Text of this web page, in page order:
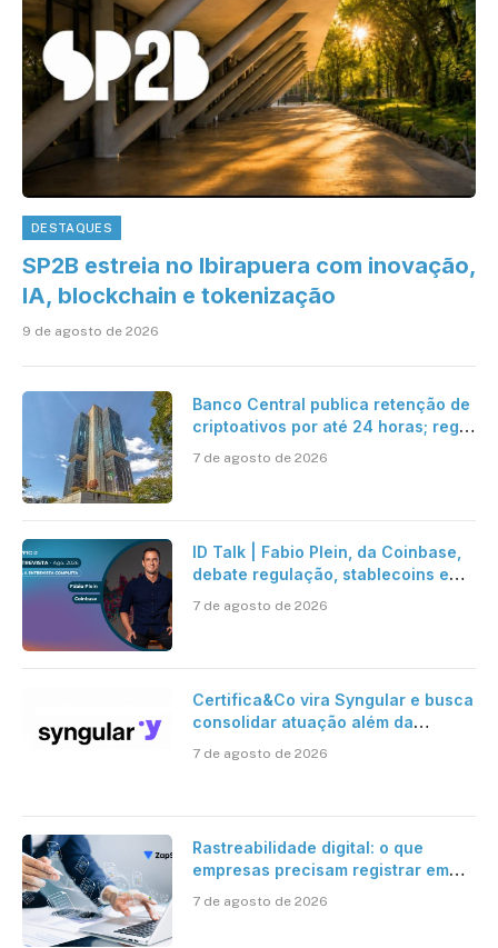
DESTAQUES
SP2B estreia no Ibirapuera com inovação,
IA, blockchain e tokenização
9 de agosto de 2026
Banco Central publica retenção de
criptoativos por até 24 horas; regra
7 de agosto de 2026
ID Talk | Fabio Plein, da Coinbase,
debate regulação, stablecoins e
7 de agosto de 2026
Certifica&Co vira Syngular e busca
consolidar atuação além da
7 de agosto de 2026
Rastreabilidade digital: o que
empresas precisam registrar em
7 de agosto de 2026